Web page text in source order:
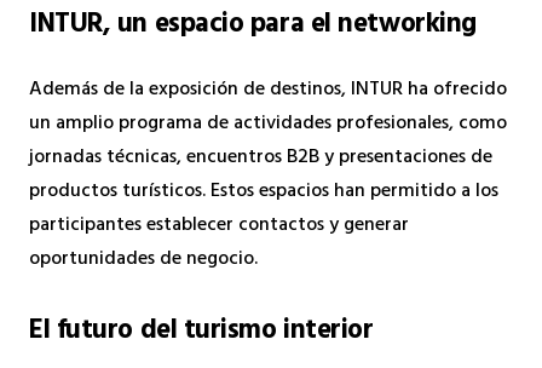
INTUR, un espacio para el networking
Además de la exposición de destinos, INTUR ha ofrecido
un amplio programa de actividades profesionales, como
jornadas técnicas, encuentros B2B y presentaciones de
productos turísticos. Estos espacios han permitido a los
participantes establecer contactos y generar
oportunidades de negocio.
El futuro del turismo interior